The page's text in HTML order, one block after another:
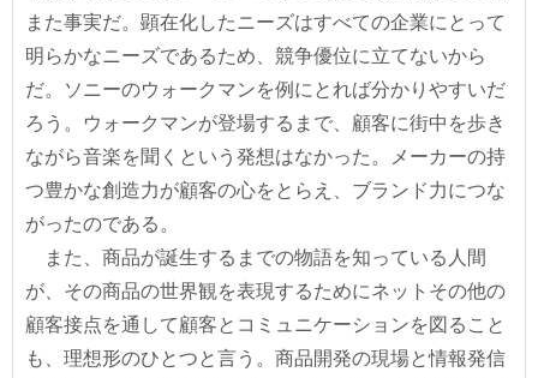
また事実だ。顕在化したニーズはすべての企業にとって
明らかなニーズであるため、競争優位に立てないから
だ。ソニーのウォークマンを例にとれば分かりやすいだ
ろう。ウォークマンが登場するまで、顧客に街中を歩き
ながら音楽を聞くという発想はなかった。メーカーの持
つ豊かな創造力が顧客の心をとらえ、ブランド力につな
がったのである。
また、商品が誕生するまでの物語を知っている人間
が、その商品の世界観を表現するためにネットその他の
顧客接点を通して顧客とコミュニケーションを図ること
も、理想形のひとつと言う。商品開発の現場と情報発信